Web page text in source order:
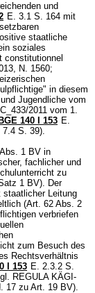
und
E. 3.1 S. 164 mit
staatliche
soziales
constitutionnel
N. 1560;
in diesem
Jugendliche vom
2011 vom 1.
BGE 140 I 153 E.
7.4 S. 39).
1 BV in
fachlicher und
zu
1 BV). Der
staatlicher Leitung
(Art. 62 Abs. 2
verbriefen
zum Besuch des
Rechtsverhältnis
I 153 E. 2.3.2 S.
REGULA KÄGI-
17 zu Art. 19 BV).